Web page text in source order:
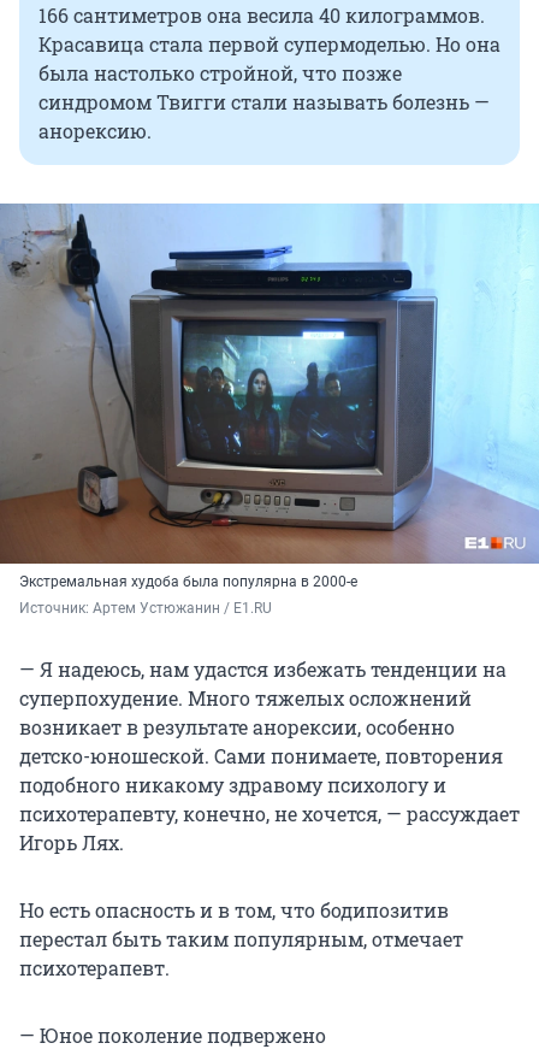
166 сантиметровона весила 40 килограммов.
Красавица стала первой супермоделью. Но она
была настолько стройной, что позже
синдромом Твигги стали называть болезнь —
анорексию.
Экстремальная худоба была популярна в 2000-е
Источник: Артем Устюжанин / E1.RU
— Я надеюсь, нам удастся избежать тенденции на
суперпохудение. Много тяжелых осложнений
возникает в результате анорексии, особенно
детско-юношеской. Сами понимаете, повторения
подобного никакому здравому психологу и
психотерапевту, конечно, не хочется, — рассуждает
Игорь Лях.
Но есть опасность и в том, что бодипозитив
перестал быть таким популярным, отмечает
психотерапевт.
— Юное поколение подвержено